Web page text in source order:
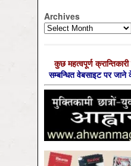
Archives
Archives
कुछ महत्‍वपूर्ण
सम्‍बन्धित वेबसाइट पर